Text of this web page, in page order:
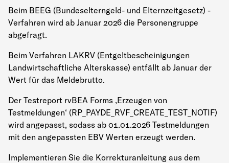
Beim BEEG (Bundeselterngeld- und Elternzeitgesetz) -
Verfahren wird ab Januar 2026 die Personengruppe
abgefragt.
Beim Verfahren LAKRV (Entgeltbescheinigungen
Landwirtschaftliche Alterskasse) entfällt ab Januar der
Wert für das Meldebrutto.
Der Testreport rvBEA Forms ‚Erzeugen von
Testmeldungen‘ (RP_PAYDE_RVF_CREATE_TEST_NOTIF)
wird angepasst, sodass ab 01.01.2026 Testmeldungen
mit den angepassten EBV Werten erzeugt werden.
Implementieren Sie die Korrekturanleitung aus dem